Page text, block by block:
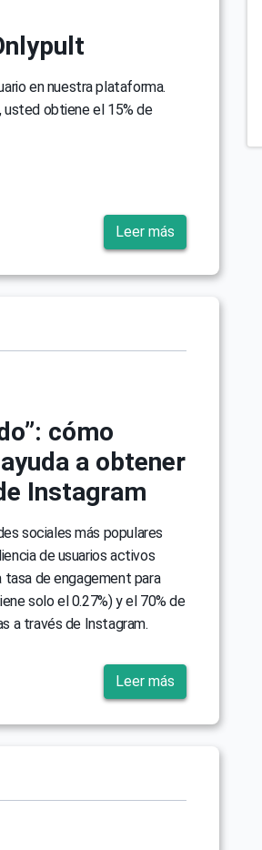
en nuestra plataforma.
usted obtiene el 15% de
Leer más
cómo
a obtener
Instagram
sociales más populares
de usuarios activos
tasa de engagement para
solo el 0.27%) y el 70% de
a través de Instagram.
Leer más